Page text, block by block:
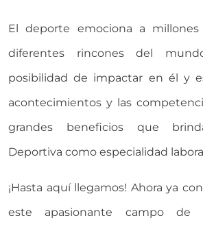
El deporte emociona a
diferentes rincones del
posibilidad de impactar en él y
acontecimientos y las
grandes beneficios que
Deportiva como especialidad
¡Hasta aquí llegamos! Ahora ya
este apasionante campo de